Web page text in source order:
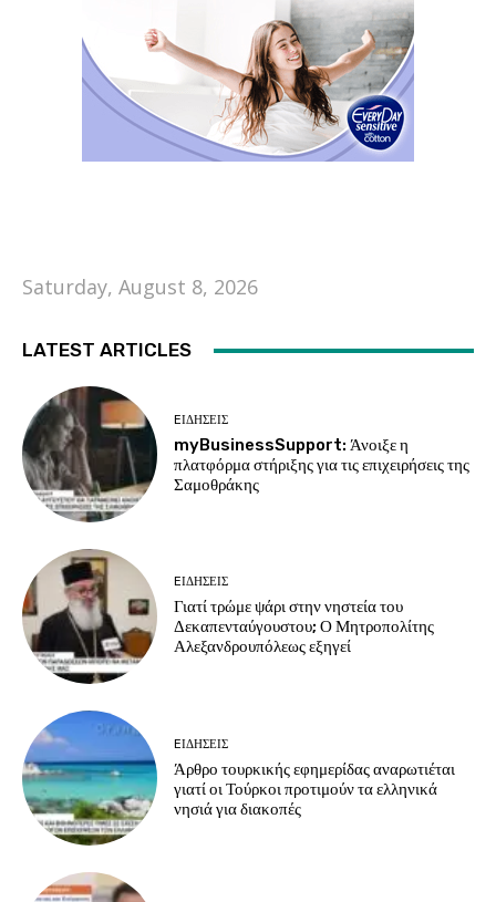
Saturday, August 8, 2026
LATEST ARTICLES
EΙΔΗΣΕΙΣ
myBusinessSupport: Άνοιξε η
πλατφόρμα στήριξης για τις επιχειρήσεις της
Σαμοθράκης
EΙΔΗΣΕΙΣ
Γιατί τρώμε ψάρι στην νηστεία του
Δεκαπενταύγουστου; Ο Μητροπολίτης
Αλεξανδρουπόλεως εξηγεί
EΙΔΗΣΕΙΣ
Άρθρο τουρκικής εφημερίδας αναρωτιέται
γιατί οι Τούρκοι προτιμούν τα ελληνικά
νησιά για διακοπές